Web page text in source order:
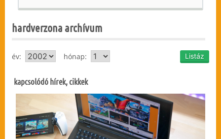
hardverzona archívum
év: hónap:
kapcsolódó hírek, cikkek